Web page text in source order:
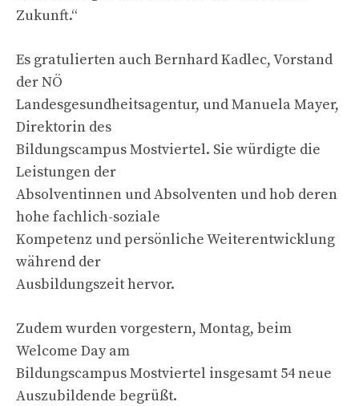
Zukunft.“
Es gratulierten auch Bernhard Kadlec, Vorstand
der NÖ
Landesgesundheitsagentur, und Manuela Mayer,
Direktorin des
Bildungscampus Mostviertel. Sie würdigte die
Leistungen der
Absolventinnen und Absolventen und hob deren
hohe fachlich-soziale
Kompetenz und persönliche Weiterentwicklung
während der
Ausbildungszeit hervor.
Zudem wurden vorgestern, Montag, beim
Welcome Day am
Bildungscampus Mostviertel insgesamt 54 neue
Auszubildende begrüßt.